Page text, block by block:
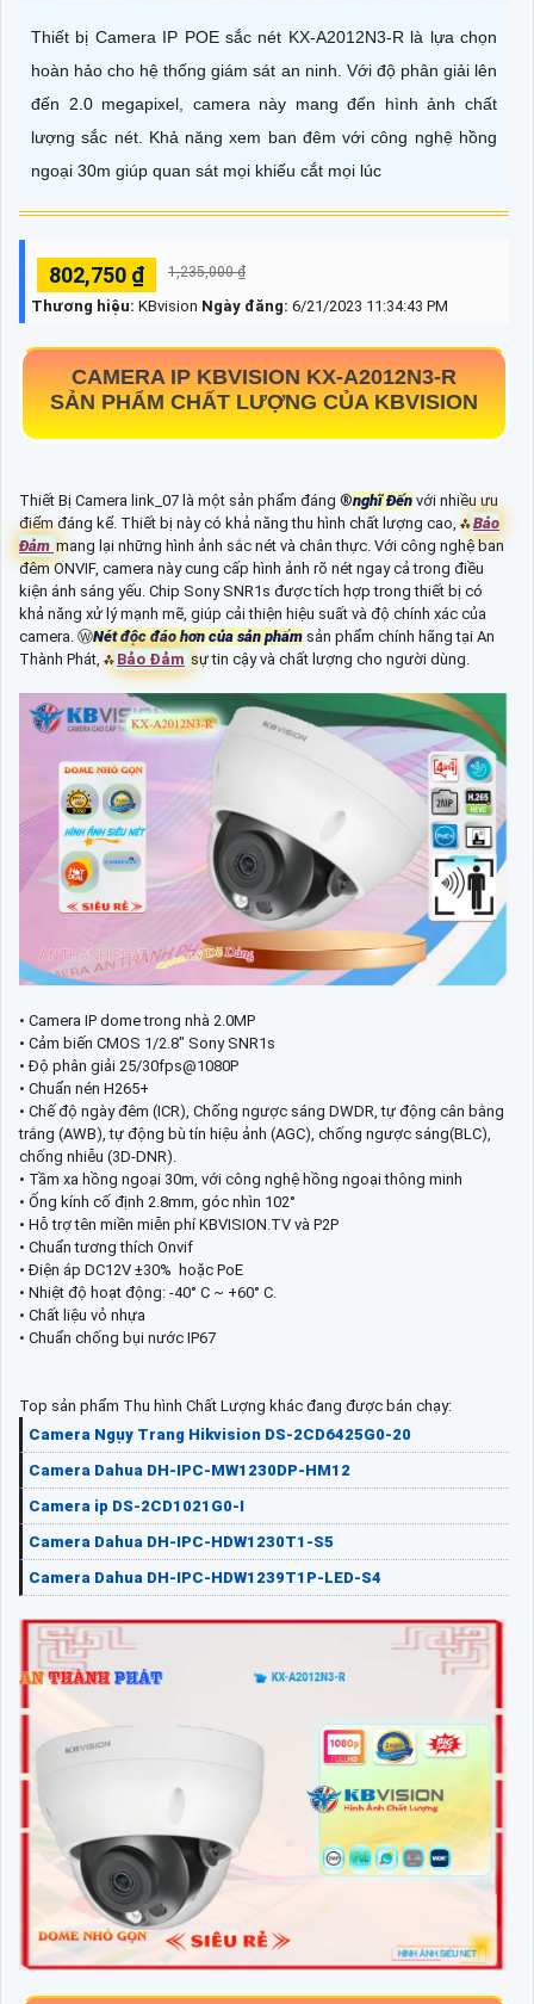
Thiết bị Camera IP POE sắc nét KX-A2012N3-R là lựa chọn
hoàn hảo cho hệ thống giám sát an ninh. Với độ phân giải lên
đến 2.0 megapixel, camera này mang đến hình ảnh chất
lượng sắc nét. Khả năng xem ban đêm với công nghệ hồng
ngoại 30m giúp quan sát mọi khiếu cắt mọi lúc
802,750 ₫ 1,235,000 ₫
Thương hiệu: KBvision Ngày đăng: 6/21/2023 11:34:43 PM
CAMERA IP KBVISION KX-A2012N3-R
SẢN PHẨM CHẤT LƯỢNG CỦA KBVISION
Thiết Bị Camera link_07 là một sản phẩm đáng ®️nghĩ Đến với nhiều ưu
điểm đáng kể. Thiết bị này có khả năng thu hình chất lượng cao, ⁂Bảo
Đảm mang lại những hình ảnh sắc nét và chân thực. Với công nghệ ban
đêm ONVIF, camera này cung cấp hình ảnh rõ nét ngay cả trong điều
kiện ánh sáng yếu. Chip Sony SNR1s được tích hợp trong thiết bị có
khả năng xử lý mạnh mẽ, giúp cải thiện hiệu suất và độ chính xác của
camera. ⓌNét độc đáo hơn của sản phẩm sản phẩm chính hãng tại An
Thành Phát, ⁂ Bảo Đảm sự tin cậy và chất lượng cho người dùng.
• Camera IP dome trong nhà 2.0MP
• Cảm biến CMOS 1/2.8" Sony SNR1s
• Độ phân giải 25/30fps@1080P
• Chuẩn nén H265+
• Chế độ ngày đêm (ICR), Chống ngược sáng DWDR, tự động cân bằng
trắng (AWB), tự động bù tín hiệu ảnh (AGC), chống ngược sáng(BLC),
chống nhiễu (3D-DNR).
• Tầm xa hồng ngoại 30m, với công nghệ hồng ngoại thông minh
• Ống kính cố định 2.8mm, góc nhìn 102°
• Hỗ trợ tên miền miễn phí KBVISION.TV và P2P
• Chuẩn tương thích Onvif
• Điện áp DC12V ±30% hoặc PoE
• Nhiệt độ hoạt động: -40° C ~ +60° C.
• Chất liệu vỏ nhựa
• Chuẩn chống bụi nước IP67
Top sản phẩm Thu hình Chất Lượng khác đang được bán chạy:
Camera Ngụy Trang Hikvision DS-2CD6425G0-20
Camera Dahua DH-IPC-MW1230DP-HM12
Camera ip DS-2CD1021G0-I
Camera Dahua DH-IPC-HDW1230T1-S5
Camera Dahua DH-IPC-HDW1239T1P-LED-S4